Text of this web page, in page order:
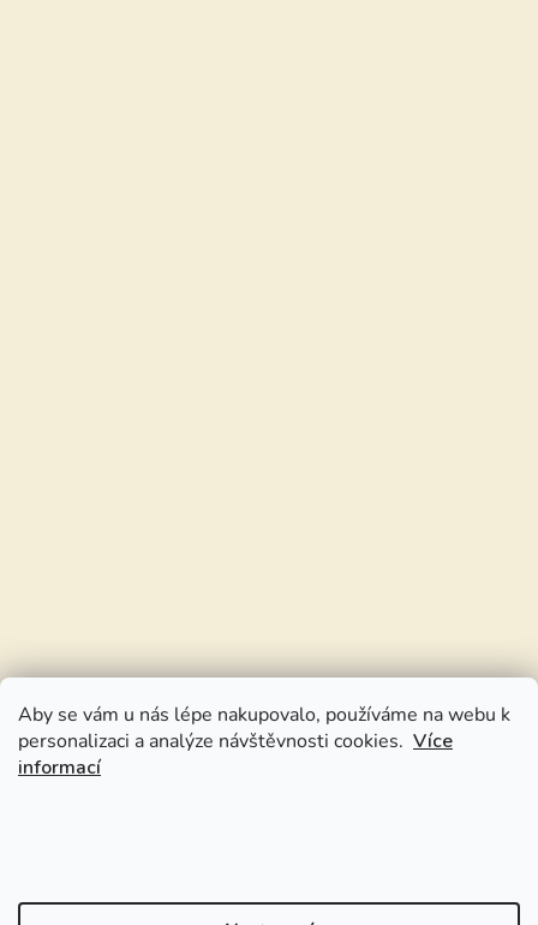
Aby se vám u nás lépe nakupovalo, používáme na webu k
personalizaci a analýze návštěvnosti cookies. Více
informací